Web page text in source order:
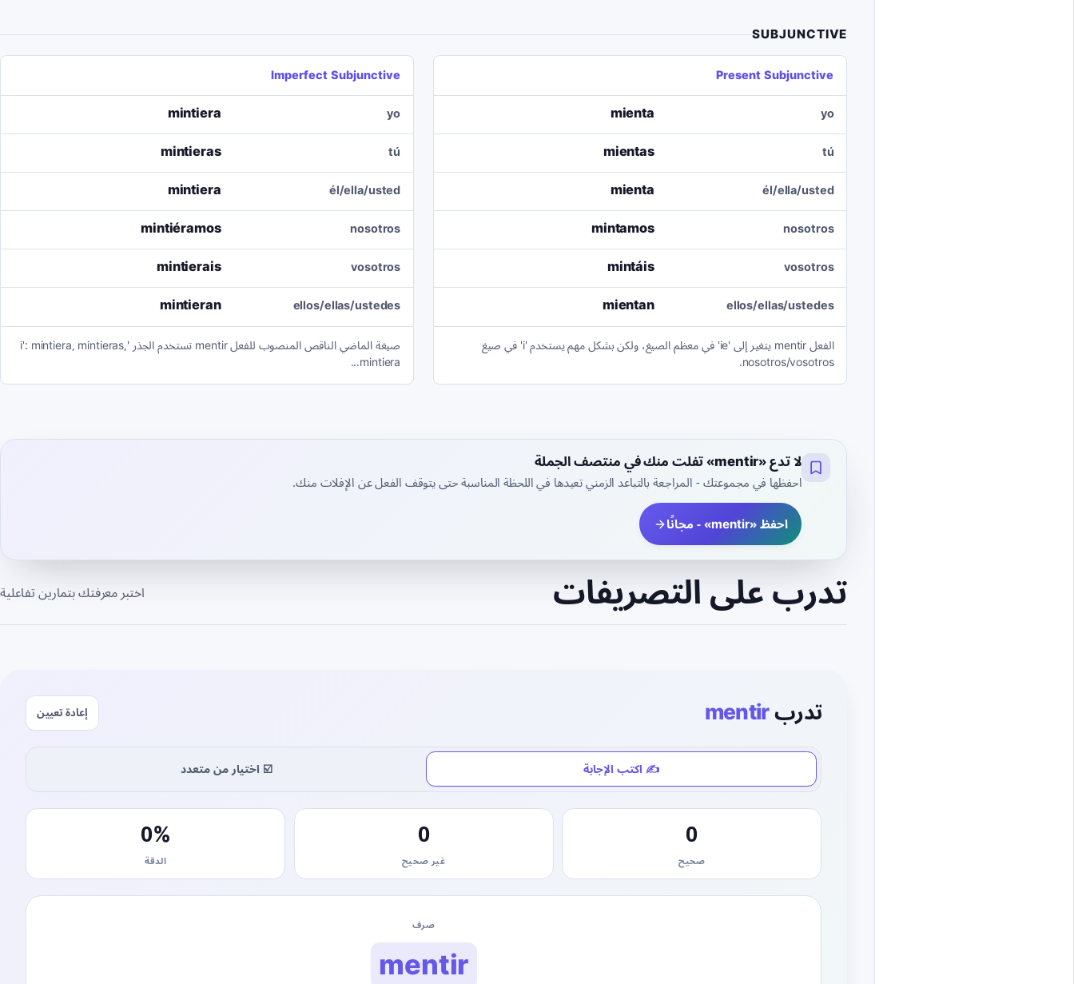
SUBJUNCTIVE
Present Subjunctive
yo
mienta
tú
mientas
él/ella/usted
mienta
nosotros
mintamos
vosotros
mintáis
ellos/ellas/ustedes
mientan
الفعل mentir يتغير إلى 'ie' في معظم الصيغ، ولكن بشكل مهم يستخدم 'i' في صيغ
nosotros/vosotros.
Imperfect Subjunctive
yo
mintiera
tú
mintieras
él/ella/usted
mintiera
nosotros
mintiéramos
vosotros
mintierais
ellos/ellas/ustedes
mintieran
صيغة الماضي الناقص المنصوب للفعل mentir تستخدم الجذر 'i': mintiera, mintieras,
mintiera...
لا تدع «mentir» تفلت منك في منتصف الجملة
احفظها في مجموعتك - المراجعة بالتباعد الزمني تعيدها في اللحظة المناسبة حتى يتوقف الفعل عن الإفلات منك.
احفظ «mentir» - مجانًا
تدرب على التصريفات اختبر معرفتك بتمارين تفاعلية
تدربmentir إعادة تعيين
✍️ اكتب الإجابة ☑️ اختيار من متعدد
0
صحيح
0
غير صحيح
0%
الدقة
صرف
mentir